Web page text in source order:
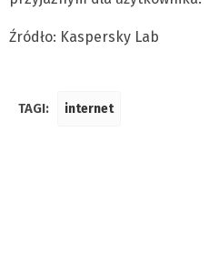
Źródło: Kaspersky Lab
TAGI: internet